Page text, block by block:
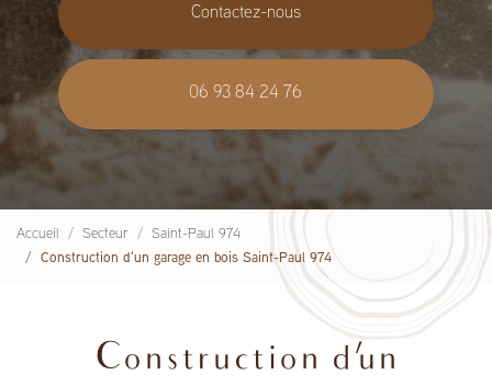
Contactez-nous
06 93 84 24 76
Accueil Secteur
Saint-Paul 974
Construction d'un garage en bois Saint-Paul 974
Construction d'un